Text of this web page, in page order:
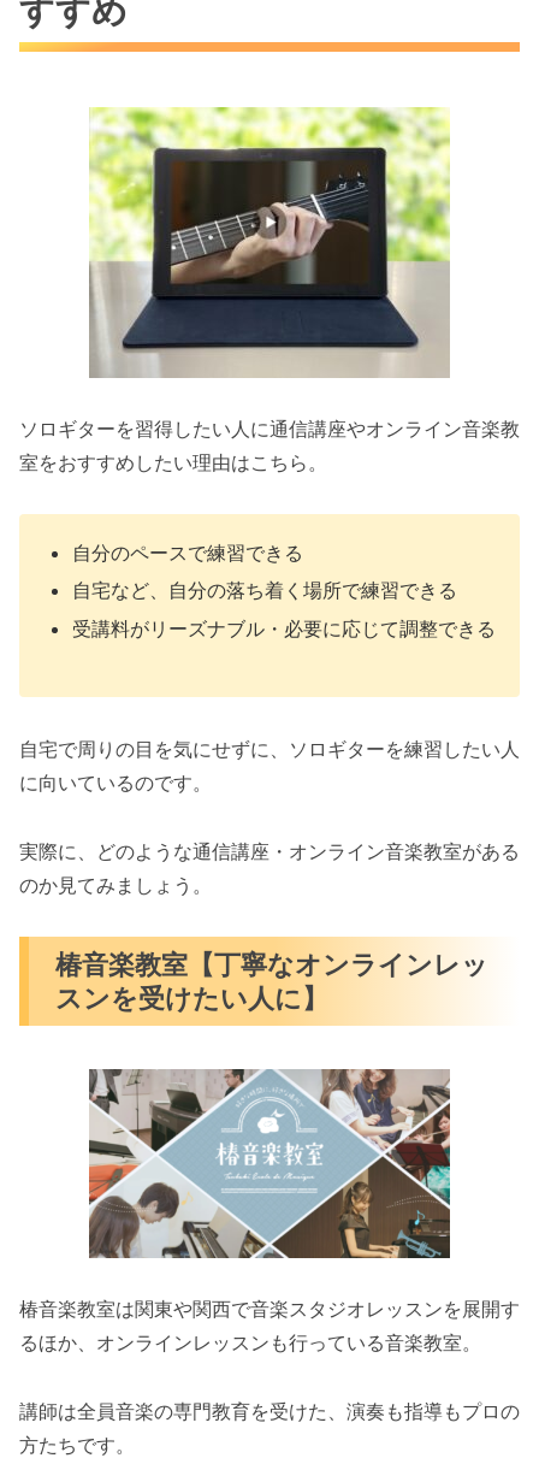
すすめ
ソロギターを習得したい人に通信講座やオンライン音楽教
室をおすすめしたい理由はこちら。
自分のペースで練習できる
自宅など、自分の落ち着く場所で練習できる
受講料がリーズナブル・必要に応じて調整できる
自宅で周りの目を気にせずに、ソロギターを練習したい人
に向いているのです。
実際に、どのような通信講座・オンライン音楽教室がある
のか見てみましょう。
椿音楽教室【丁寧なオンラインレッ
スンを受けたい人に】
椿音楽教室は関東や関西で音楽スタジオレッスンを展開す
るほか、オンラインレッスンも行っている音楽教室。
講師は全員音楽の専門教育を受けた、演奏も指導もプロの
方たちです。